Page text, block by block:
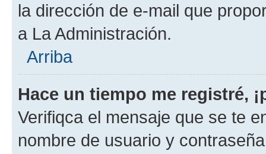
la dirección de e-mail que
a La Administración.
Arriba
Hace un tiempo me registré,
Verifiqca el mensaje que se te
nombre de usuario y